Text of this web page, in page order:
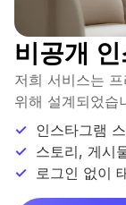
비공개
저희 서비스는
위해 설계되었습
인스타그램
스토리, 게시
로그인 없이